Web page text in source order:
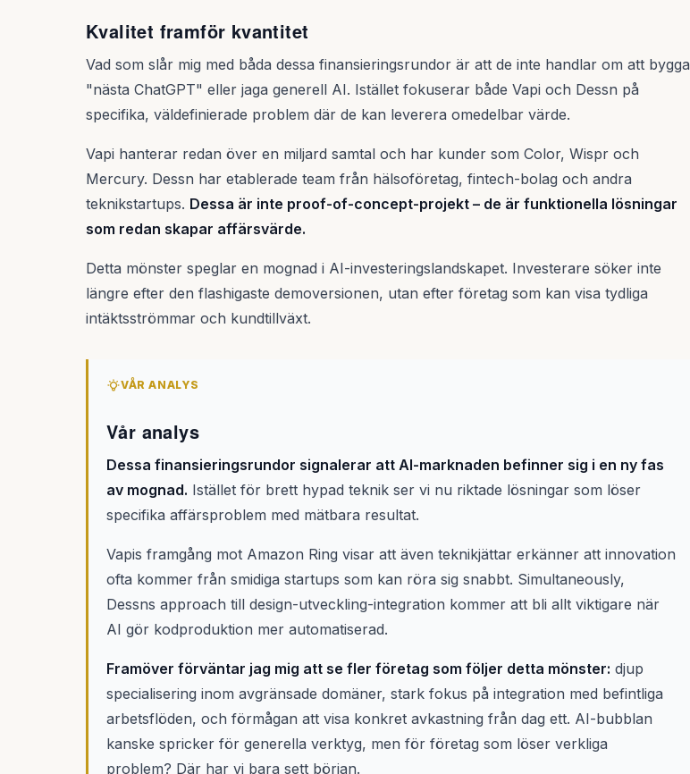
Kvalitet framför kvantitet
Vad som slår mig med båda dessa finansieringsrundor är att de inte handlar om att bygga
"nästa ChatGPT" eller jaga generell AI. Istället fokuserar både Vapi och Dessn på
specifika, väldefinierade problem där de kan leverera omedelbar värde.
Vapi hanterar redan över en miljard samtal och har kunder som Color, Wispr och
Mercury. Dessn har etablerade team från hälsoföretag, fintech-bolag och andra
teknikstartups. Dessa är inte proof-of-concept-projekt – de är funktionella lösningar
som redan skapar affärsvärde.
Detta mönster speglar en mognad i AI-investeringslandskapet. Investerare söker inte
längre efter den flashigaste demoversionen, utan efter företag som kan visa tydliga
intäktsströmmar och kundtillväxt.
VÅR ANALYS
Vår analys
Dessa finansieringsrundor signalerar att AI-marknaden befinner sig i en ny fas
av mognad. Istället för brett hypad teknik ser vi nu riktade lösningar som löser
specifika affärsproblem med mätbara resultat.
Vapis framgång mot Amazon Ring visar att även teknikjättar erkänner att innovation
ofta kommer från smidiga startups som kan röra sig snabbt. Simultaneously,
Dessns approach till design-utveckling-integration kommer att bli allt viktigare när
AI gör kodproduktion mer automatiserad.
Framöver förväntar jag mig att se fler företag som följer detta mönster: djup
specialisering inom avgränsade domäner, stark fokus på integration med befintliga
arbetsflöden, och förmågan att visa konkret avkastning från dag ett. AI-bubblan
kanske spricker för generella verktyg, men för företag som löser verkliga
problem? Där har vi bara sett början.